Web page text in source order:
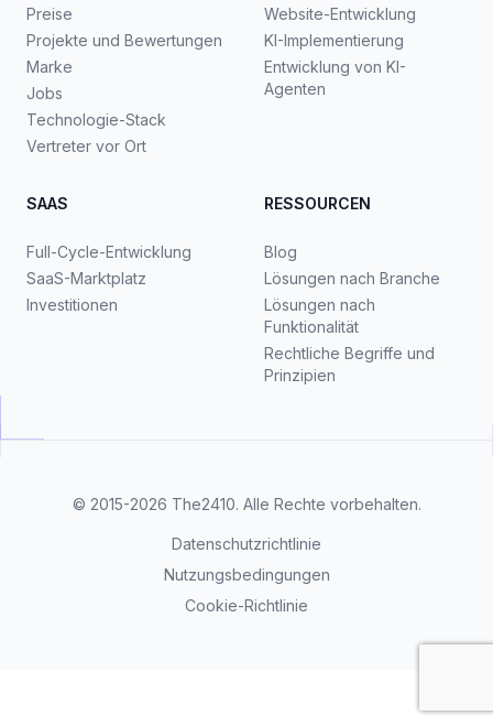
Preise
Projekte und Bewertungen
Marke
Jobs
Technologie-Stack
Vertreter vor Ort
Website-Entwicklung
KI-Implementierung
Entwicklung von KI-
Agenten
SAAS
Full-Cycle-Entwicklung
SaaS-Marktplatz
Investitionen
RESSOURCEN
Blog
Lösungen nach Branche
Lösungen nach
Funktionalität
Rechtliche Begriffe und
Prinzipien
© 2015-2026 The2410. Alle Rechte vorbehalten.
Datenschutzrichtlinie
Nutzungsbedingungen
Cookie-Richtlinie